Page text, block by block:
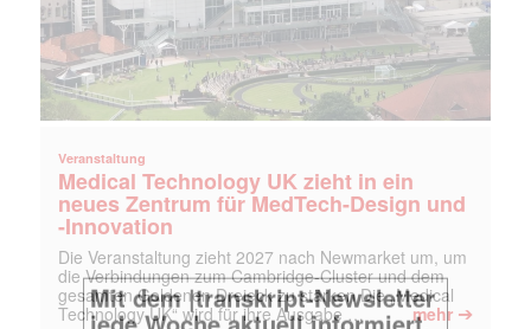
Veranstaltung
Medical Technology UK zieht in ein
neues Zentrum für MedTech-Design und
-Innovation
Die Veranstaltung zieht 2027 nach Newmarket um, um
die Verbindungen zum Cambridge-Cluster und dem
gesamten Goldenen Dreieck zu stärken Die „Medical
Technology UK“ wird für ihre Ausgabe …
mehr ➔